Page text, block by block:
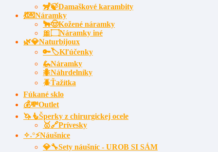
🦨🍃Damaškové karambity
💃💌Náramky
🐂🤠Kožené náramky
🎀۝Náramky iné
🌿💎Naturbijoux
🔑🏷️Kľúčenky
🦗Náramky
🐜Náhrdelníky
🪲Ťažítka
Fúkané sklo
💰💸Outlet
🦄🧜Šperky z chirurgickej ocele
🥇🔗Prívesky
✧˖°⚡Náušnice
💎🔧Sety náušníc - UROB SI SÁM